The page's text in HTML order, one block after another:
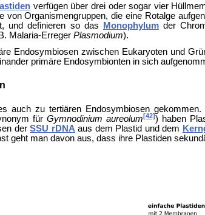
verfügen über drei oder sogar vier
von Organismengruppen, die eine Rotalge
und definieren so das
Monophylumder
Malaria-Erreger Plasmodium).
Endosymbiosen zwischen Eukaryoten und
primäre Endosymbionten in sich
auch zu tertiären Endosymbiosen gekommen.
fürGymnodinium aureolum[42]) haben
derSSU rDNA aus dem Plastid und dem
geht man davon aus, dass ihre Plastiden